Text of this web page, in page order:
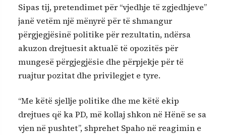
Sipas tij, pretendimet për “vjedhje të zgjedhjeve”
janë vetëm një mënyrë për të shmangur
përgjegjësinë politike për rezultatin, ndërsa
akuzon drejtuesit aktualë të opozitës për
mungesë përgjegjësie dhe përpjekje për të
ruajtur pozitat dhe privilegjet e tyre.
“Me këtë sjellje politike dhe me këtë ekip
drejtues që ka PD, më kollaj shkon në Hënë se sa
vjen në pushtet”, shprehet Spaho në reagimin e